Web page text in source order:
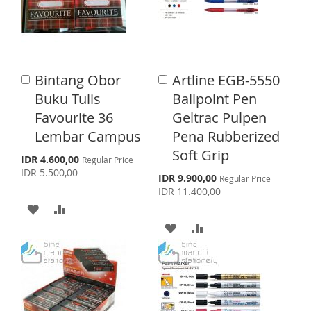
O
S
H
L
I
T
O
M
P
A
R
O
S
H
L
I
S
O
M
P
A
R
E
Bintang Obor
Buku Tulis
Favourite 36
Lembar Campus
S
p
e
r
i
IDR 4.600,00 Regular Price
IDR 5.500,00
A
d
o
C
a
r
A
D
T
O
D
T
O
Artline EGB-5550
Ballpoint Pen
Geltrac Pulpen
Pena Rubberized
Soft Grip
S
p
e
l
P
r
c
e
IDR 9.900,00 Regular Price
IDR 11.400,00
A
d
t
o
C
a
t
A
D
D
T
D
D
T